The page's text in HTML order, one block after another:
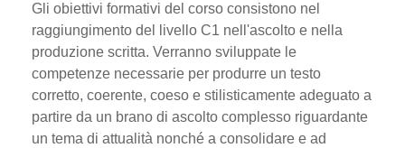
Gli obiettivi formativi del corso consistono nel
raggiungimento del livello C1 nell'ascolto e nella
produzione scritta. Verranno sviluppate le
competenze necessarie per produrre un testo
corretto, coerente, coeso e stilisticamente adeguato a
partire da un brano di ascolto complesso riguardante
un tema di attualità nonché a consolidare e ad